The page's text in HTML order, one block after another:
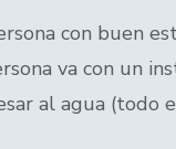
con buen
va con un
al agua